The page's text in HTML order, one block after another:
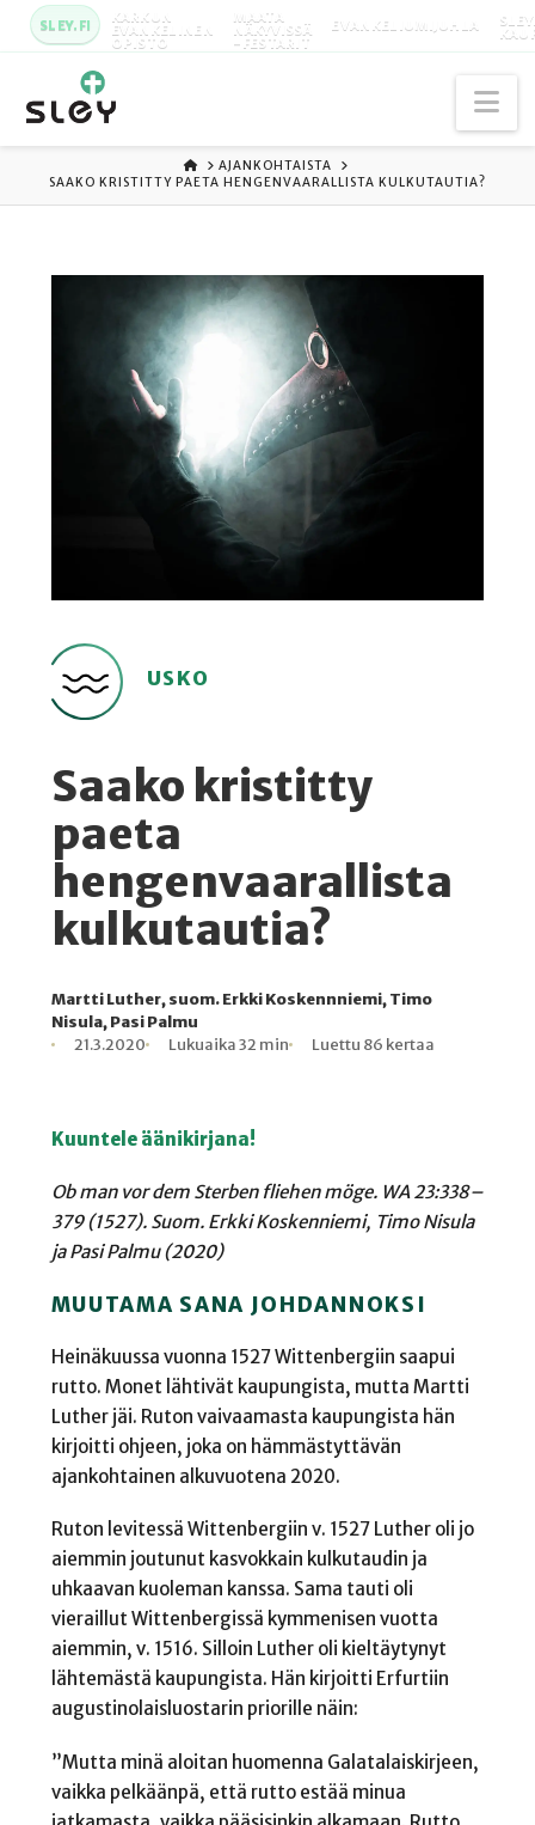
SLEY.FI KARKUN
EVANKELINEN
OPISTO
MAATA
NÄKYVISSÄ
-FESTARIT
EVANKELIUMIJUHLA
ETUSIVU
AJANKOHTAISTA
SAAKO KRISTITTY PAETA HENGENVAARALLISTA KULKUTAUTIA?
USKO
Saako kristitty
paeta
hengenvaarallista
kulkutautia?
Kirjoittaja
Martti Luther, suom. Erkki Koskennniemi, Timo
Nisula, Pasi Palmu
Julkaistu
21.3.2020
Lukuaika
Lukuaika 32 min
Lukukertoja
Luettu 86 kertaa
Kuuntele äänikirjana!
Ob man vor dem Sterben fliehen möge. WA 23:338–
379 (1527). Suom. Erkki Koskenniemi, Timo Nisula
ja Pasi Palmu (2020)
MUUTAMA SANA JOHDANNOKSI
Heinäkuussa vuonna 1527 Wittenbergiin saapui
rutto. Monet lähtivät kaupungista, mutta Martti
Luther jäi. Ruton vaivaamasta kaupungista hän
kirjoitti ohjeen, joka on hämmästyttävän
ajankohtainen alkuvuotena 2020.
Ruton levitessä Wittenbergiin v. 1527 Luther oli jo
aiemmin joutunut kasvokkain kulkutaudin ja
uhkaavan kuoleman kanssa. Sama tauti oli
vieraillut Wittenbergissä kymmenisen vuotta
aiemmin, v. 1516. Silloin Luther oli kieltäytynyt
lähtemästä kaupungista. Hän kirjoitti Erfurtiin
augustinolaisluostarin priorille näin:
”Mutta minä aloitan huomenna Galatalaiskirjeen,
vaikka pelkäänpä, että rutto estää minua